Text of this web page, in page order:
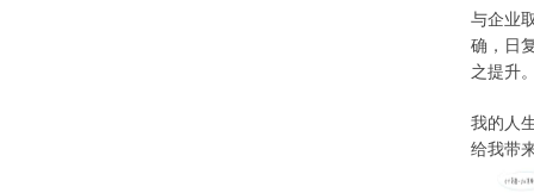
与企业
确，日
之提升
我的人
给我带